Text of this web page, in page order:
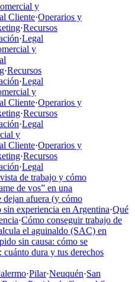
y
Cliente·Operarios y
·Recursos
·Legal
y
·Recursos
·Legal
y
Cliente·Operarios y
·Recursos
·Legal
y
Cliente·Operarios y
·Recursos
·Legal
de trabajo y cómo
de vos” en una
afuera (y cómo
experiencia en Argentina·Qué
·Cómo conseguir trabajo de
el aguinaldo (SAC) en
sin causa: cómo se
dura y tus derechos
·Pilar·Neuquén·San